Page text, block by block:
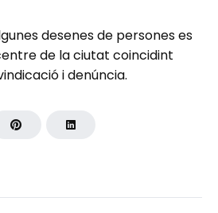
desenes de persones es
de la ciutat coincidint
i denúncia.